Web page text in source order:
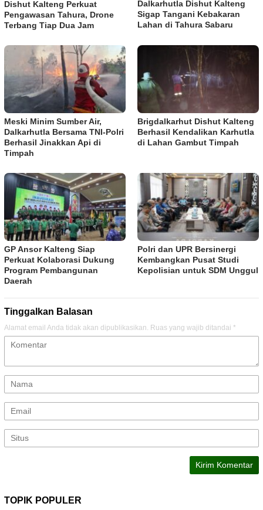
Dishut Kalteng Perkuat
Pengawasan Tahura, Drone
Terbang Tiap Dua Jam
Dalkarhutla Dishut Kalteng
Sigap Tangani Kebakaran
Lahan di Tahura Sabaru
Meski Minim Sumber Air,
Dalkarhutla Bersama TNI-Polri
Berhasil Jinakkan Api di
Timpah
Brigdalkarhut Dishut Kalteng
Berhasil Kendalikan Karhutla
di Lahan Gambut Timpah
GP Ansor Kalteng Siap
Perkuat Kolaborasi Dukung
Program Pembangunan
Daerah
Polri dan UPR Bersinergi
Kembangkan Pusat Studi
Kepolisian untuk SDM Unggul
Tinggalkan Balasan
Alamat email Anda tidak akan dipublikasikan. Ruas yang wajib ditandai *
TOPIK POPULER